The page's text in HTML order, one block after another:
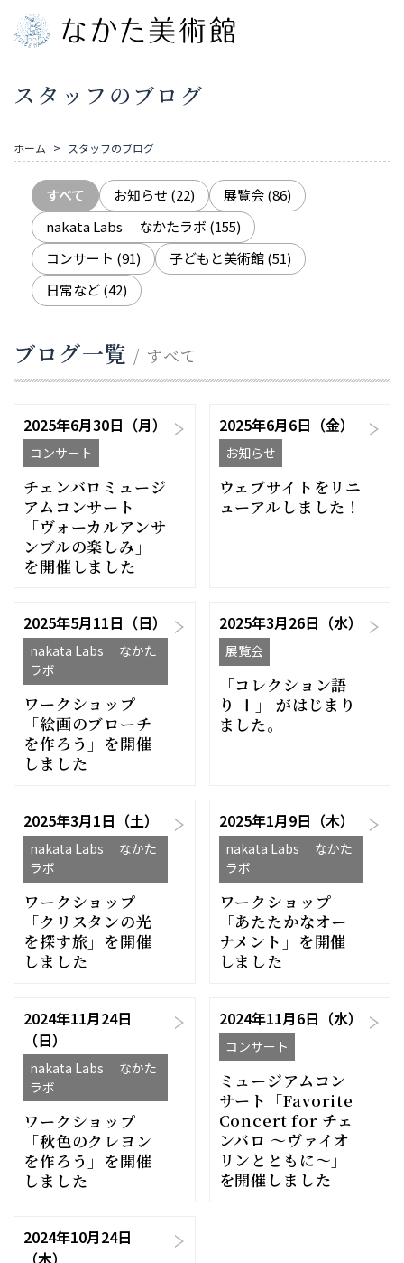
スタッフのブログ
ホーム スタッフのブログ
すべて お知らせ (22) 展覧会(86)
nakata Labs なかたラボ (155)
コンサート (91) 子どもと美術館(51)
日常など(42)
ブログ一覧 / すべて
2025年6月30日（月）
コンサート
チェンバロミュージ
アムコンサート
「ヴォーカルアンサ
ンブルの楽しみ」
を開催しました
2025年6月6日（金）
お知らせ
ウェブサイトをリニ
ューアルしました！
2025年5月11日（日）
nakata Labs なかた
ラボ
ワークショップ
「絵画のブローチ
を作ろう」を開催
しました
2025年3月26日（水）
展覧会
「コレクション語
り Ⅰ」 がはじまり
ました。
2025年3月1日（土）
nakata Labs なかた
ラボ
ワークショップ
「クリスタンの光
を探す旅」を開催
しました
2025年1月9日（木）
nakata Labs なかた
ラボ
ワークショップ
「あたたかなオー
ナメント」を開催
しました
2024年11月24日
（日）
nakata Labs なかた
ラボ
ワークショップ
「秋色のクレヨン
を作ろう」を開催
しました
2024年11月6日（水）
コンサート
ミュージアムコン
サート「Favorite
Concert for チェ
ンバロ 〜ヴァイオ
リンとともに〜」
を開催しました
2024年10月24日
（木）